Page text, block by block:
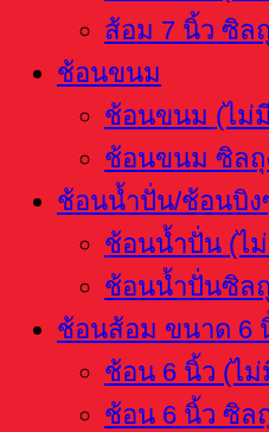
ส้อม 7 นิ้ว ซิล
ช้อนขนม
ช้อนขนม (ไม่
ช้อนขนม ซิลถุ
ช้อนน้ำปั่น/ช้อนบิง
ช้อนน้ำปั่น (ไ
ช้อนน้ำปั่นซิล
ช้อนส้อม ขนาด 6
ช้อน 6 นิ้ว (ไ
ช้อน 6 นิ้ว ซิล